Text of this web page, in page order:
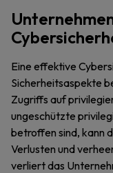
Eine effektive
Sicherheitsaspekte
Zugriffs auf
ungeschützte
betroffen sind, kann
Verlusten und
verliert das